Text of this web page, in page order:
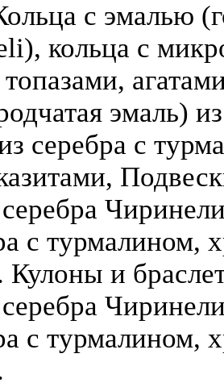
с эмалью
кольца с
эмаль)
серебра с
серебра
с турмалином,
Кулоны и
серебра
с турмалином,